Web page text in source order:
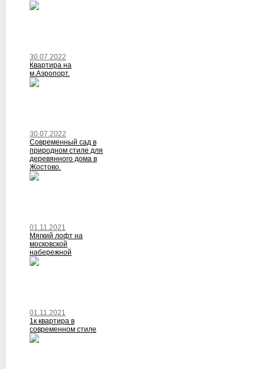
30.07.2022
Квартира на
м.Аэропорт.
30.07.2022
Современный сад в
природном стиле для
деревянного дома в
Жостово.
01.11.2021
Мягкий лофт на
московской
набережной
01.11.2021
1к квартира в
современном стиле